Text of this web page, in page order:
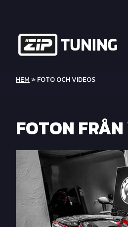
HEM »FOTO OCH VIDEOS
FOTON